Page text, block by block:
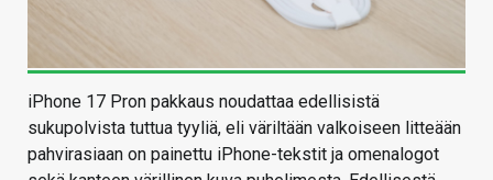
iPhone 17 Pron pakkaus noudattaa edellisistä
sukupolvista tuttua tyyliä, eli väriltään valkoiseen litteään
pahvirasiaan on painettu iPhone-tekstit ja omenalogot